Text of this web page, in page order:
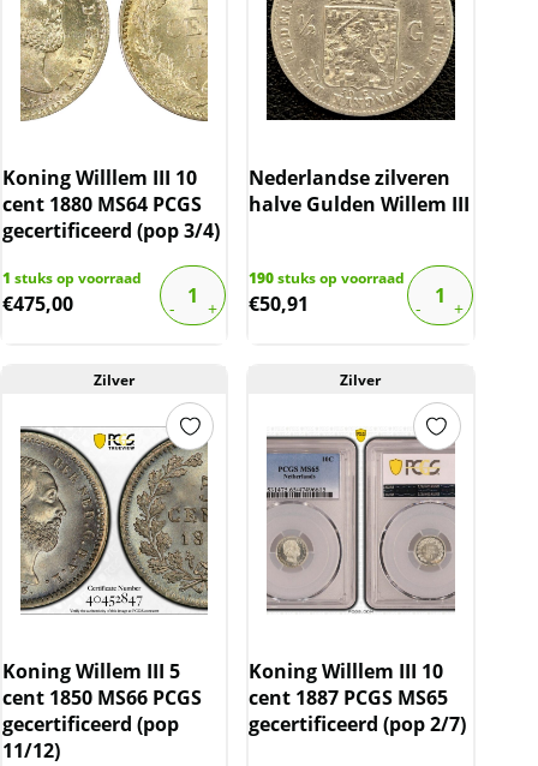
Koning Willlem III 10
cent 1880 MS64 PCGS
gecertificeerd (pop 3/4)
1 stuks op voorraad
€475,00
Nederlandse zilveren
halve Gulden Willem III
190stuks op voorraad
€50,91
Zilver
Koning Willem III 5
cent 1850 MS66 PCGS
gecertificeerd (pop
11/12)
Zilver
Koning Willlem III 10
cent 1887 PCGS MS65
gecertificeerd (pop 2/7)